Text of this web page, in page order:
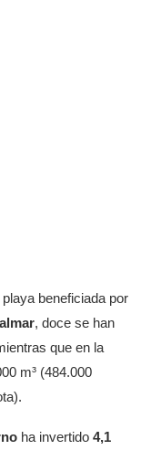
playa beneficiada por
, doce se han
que en la
m³ (484.000
ha invertido 4,1